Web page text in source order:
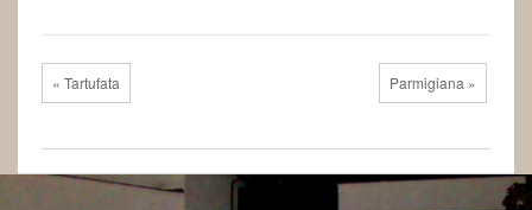
« Tartufata Parmigiana »